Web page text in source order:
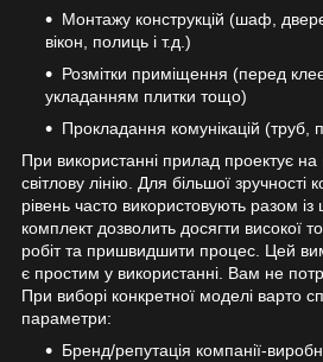
Монтажу конструкцій (шаф,
вікон, полиць і т.д.)
Розмітки приміщення (перед
укладанням плитки тощо)
Прокладання комунікацій (труб,
При використанні прилад проектує
світлову лінію. Для більшої зручності
рівень часто використовують разом
комплект дозволить досягти високої
робіт та пришвидшити процес. Цей
є простим у використанні. Вам не
При виборі конкретної моделі варто
параметри:
Бренд/репутація компанії-